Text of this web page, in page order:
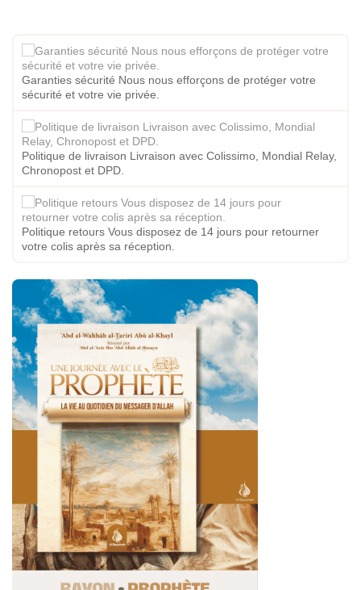
Garanties sécurité Nous nous efforçons de protéger votre
sécurité et votre vie privée.
Politique de livraison Livraison avec Colissimo, Mondial Relay,
Chronopost et DPD.
Politique retours Vous disposez de 14 jours pour retourner
votre colis après sa réception.